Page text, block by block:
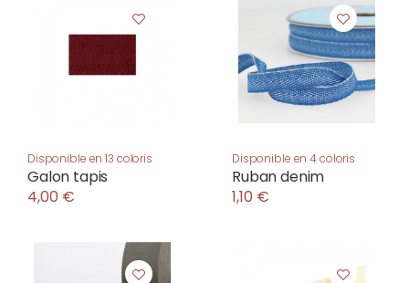
Disponible en 13 coloris
Galon tapis
4,00 €
Disponible en 4 coloris
Ruban denim
1,10 €